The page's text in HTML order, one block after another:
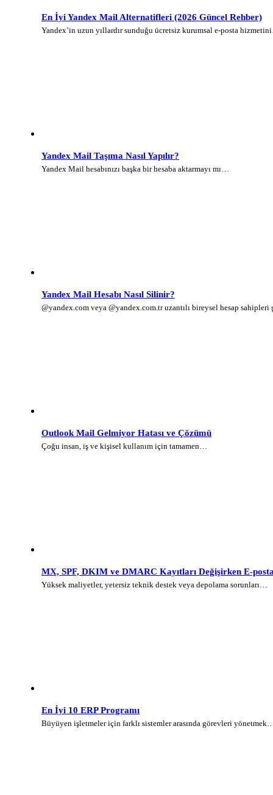
En İyi Yandex Mail Alternatifleri (2026 Güncel Rehber)
Yandex’in uzun yıllardır sunduğu ücretsiz kurumsal e-posta
Yandex Mail Taşıma Nasıl Yapılır?
Yandex Mail hesabınızı başka bir hesaba aktarmayı mı…
Yandex Mail Hesabı Nasıl Silinir?
@yandex.com veya @yandex.com.tr uzantılı bireysel hesap
Outlook Mail Gelmiyor Hatası ve Çözümü
Çoğu insan, iş ve kişisel kullanım için tamamen…
MX, SPF, DKIM ve DMARC Kayıtları Değişirken E-
Yüksek maliyetler, yetersiz teknik destek veya depolama sorunları…
En İyi 10 ERP Programı
Büyüyen işletmeler için farklı sistemler arasında görevleri